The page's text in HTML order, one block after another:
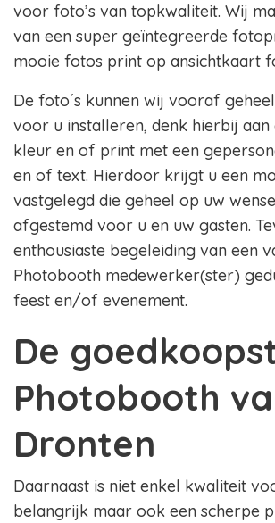
voor foto’s van topkwaliteit. Wij
van een super geïntegreerde
mooie fotos print op ansichtkaart
De foto´s kunnen wij vooraf
voor u installeren, denk hierbij aan
kleur en of print met een
en of text. Hierdoor krijgt u een
vastgelegd die geheel op uw
afgestemd voor u en uw gasten.
enthousiaste begeleiding van een
Photobooth medewerker(ster)
feest en/of evenement.
De
Photobooth
Dronten
Daarnaast is niet enkel kwaliteit
belangrijk maar ook een scherpe